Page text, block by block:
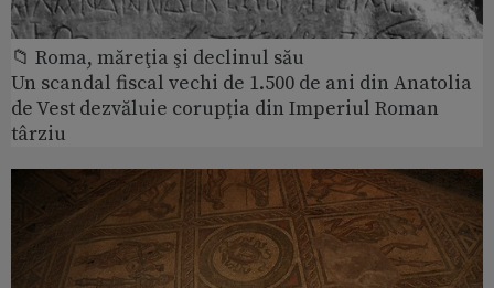
📁 Roma, măreţia şi declinul său
Un scandal fiscal vechi de 1.500 de ani din Anatolia
de Vest dezvăluie corupția din Imperiul Roman
târziu